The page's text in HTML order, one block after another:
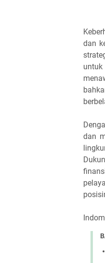
dan
dan